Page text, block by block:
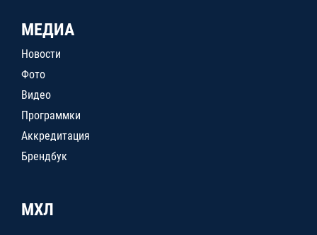
МЕДИА
Новости
Фото
Видео
Программки
Аккредитация
Брендбук
МХЛ